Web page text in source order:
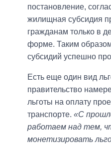
постановление,
жилищная субсидия
гражданам только в
форме. Таким
субсидий успешно
Есть еще один вид
правительство
льготы на оплату
транспорте. «С
работаем над тем,
монетизировать